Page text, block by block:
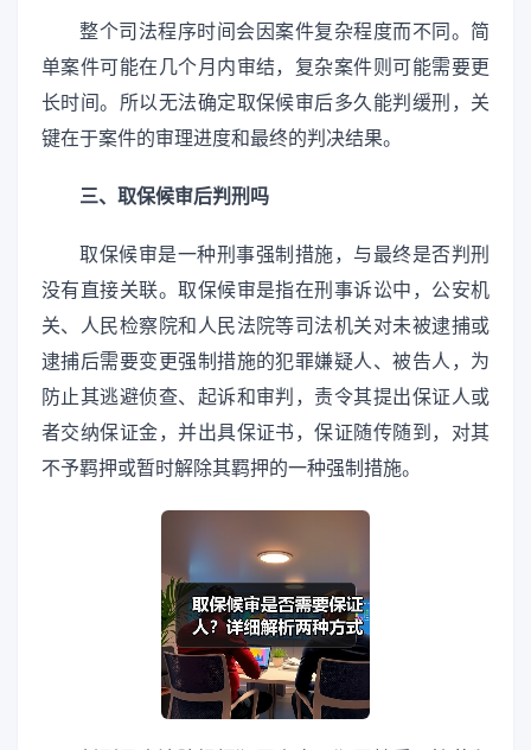
整个司法程序时间会因案件复杂程度而不同。简
单案件可能在几个月内审结，复杂案件则可能需要更
长时间。所以无法确定取保候审后多久能判缓刑，关
键在于案件的审理进度和最终的判决结果。
三、取保候审后判刑吗
取保候审是一种刑事强制措施，与最终是否判刑
没有直接关联。取保候审是指在刑事诉讼中，公安机
关、人民检察院和人民法院等司法机关对未被逮捕或
逮捕后需要变更强制措施的犯罪嫌疑人、被告人，为
防止其逃避侦查、起诉和审判，责令其提出保证人或
者交纳保证金，并出具保证书，保证随传随到，对其
不予羁押或暂时解除其羁押的一种强制措施。